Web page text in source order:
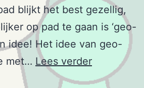
blijkt het best gezellig,
op pad te gaan is ‘geo-
idee! Het idee van geo-
met… Lees verder
Nee